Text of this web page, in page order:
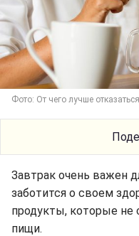
Фото: От чего лучше
Завтрак очень важен
заботится о своем
продукты, которые не
пищи.